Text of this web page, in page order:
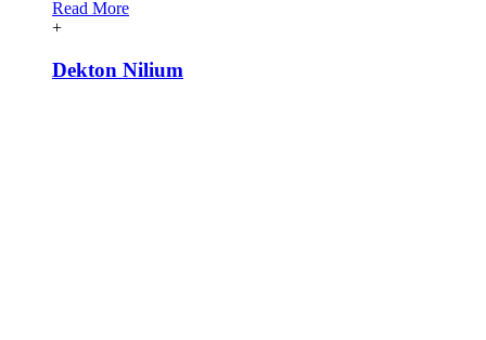
Read More
+
Dekton Nilium